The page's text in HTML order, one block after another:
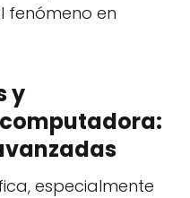
fenómeno en
y
especialmente